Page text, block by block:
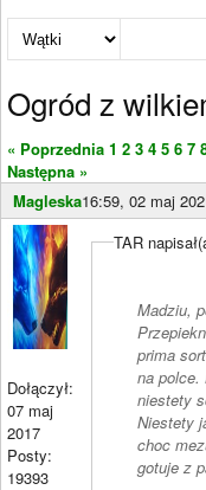
Ogród z
« Poprzednia 1 2 3 4 5 6 7
Następna »
Magleska16:59, 02 maj
Dołączył:
07 maj
2017
Posty:
19393
TAR
Madziu,
prima
na polce.
niestety
Niestety
choc
gotuje z